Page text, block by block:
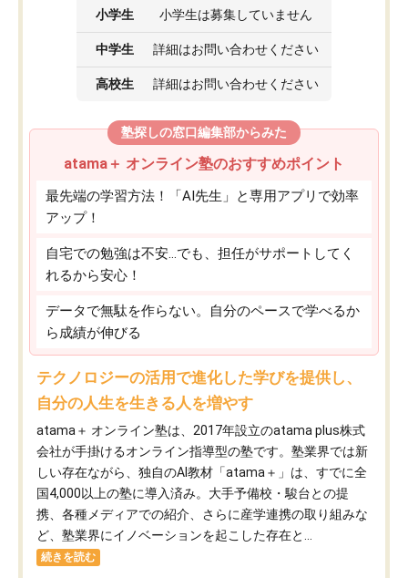
小学生 小学生は募集していません
中学生 詳細はお問い合わせください
高校生 詳細はお問い合わせください
塾探しの窓口編集部からみた
atama＋ オンライン塾のおすすめポイント
最先端の学習方法！「AI先生」と専用アプリで効率
アップ！
自宅での勉強は不安…でも、担任がサポートしてく
れるから安心！
データで無駄を作らない。自分のペースで学べるか
ら成績が伸びる
テクノロジーの活用で進化した学びを提供し、
自分の人生を生きる人を増やす
atama＋ オンライン塾は、2017年設立のatama plus株式
会社が手掛けるオンライン指導型の塾です。塾業界では新
しい存在ながら、独自のAI教材「atama＋」は、すでに全
国4,000以上の塾に導入済み。大手予備校・駿台との提
携、各種メディアでの紹介、さらに産学連携の取り組みな
ど、塾業界にイノベーションを起こした存在と...
続きを読む